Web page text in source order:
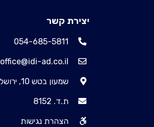
יצירת קשר
054-685-5811
office@idi-ad.co.il
שמעון בטש 10, ירושלים
ת.ד. 8152
הצהרת נגישות